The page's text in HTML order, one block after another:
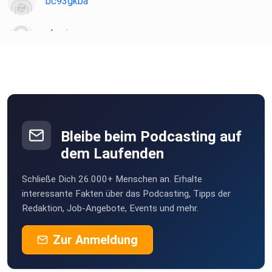
Kontakte
knüpfen.
chosie
Bleibe beim Podcasting auf
dem Laufenden
Schließe Dich 26.000+ Menschen an. Erhalte
interessante Fakten über das Podcasting, Tipps der
Redaktion, Job-Angebote, Events und mehr.
Zur Anmeldung